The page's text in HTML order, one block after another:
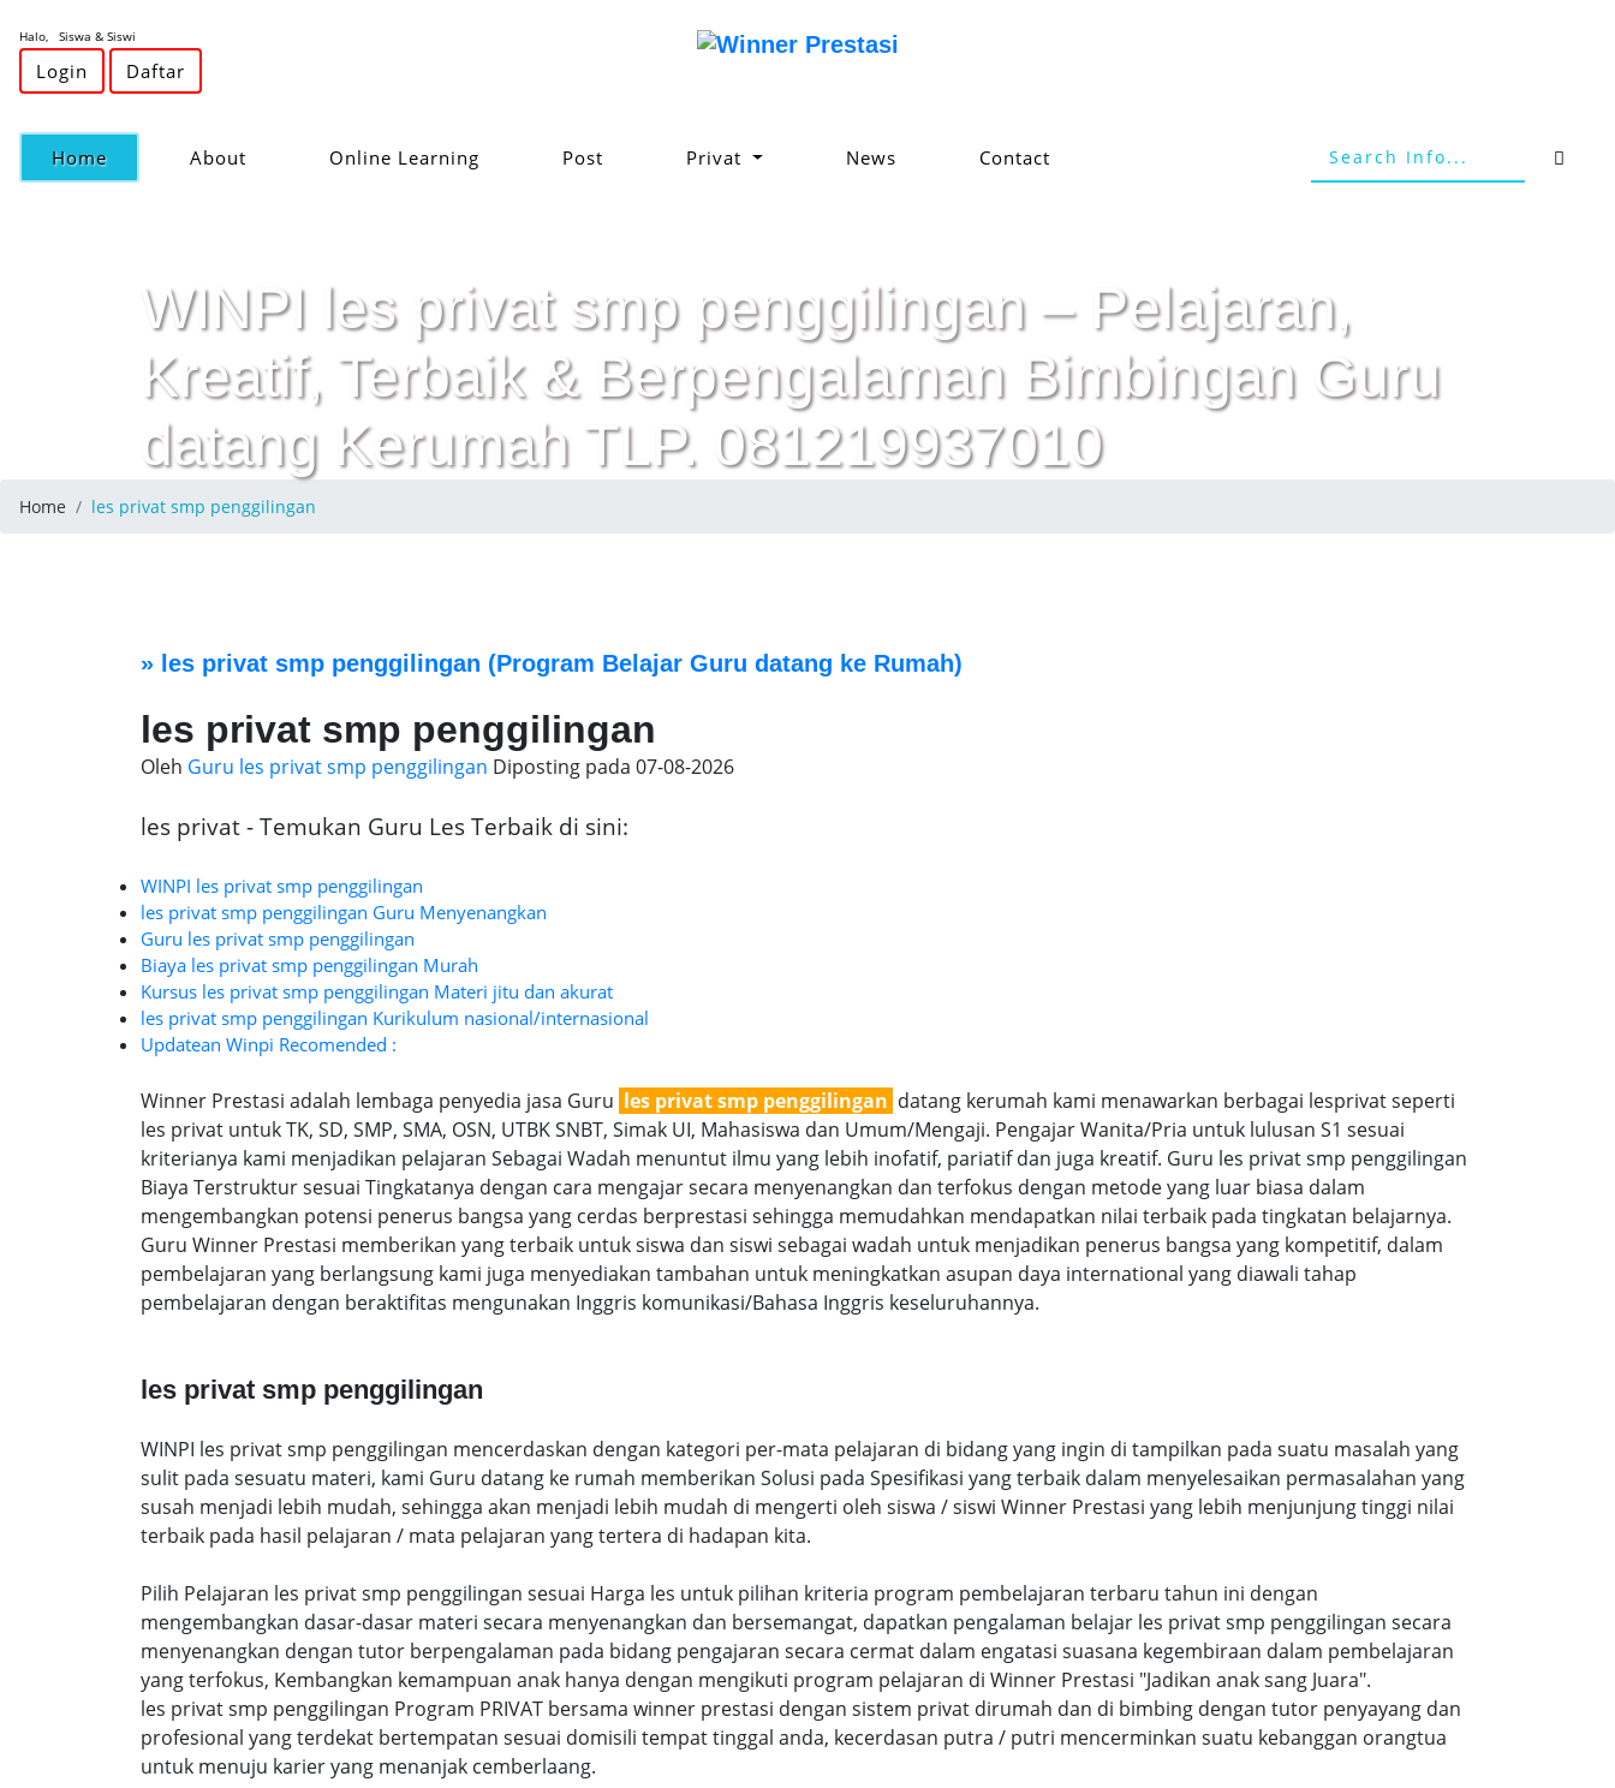
Halo, Siswa & Siswi
Login Daftar
Home(current) About Online Learning Post Privat News Contact
WINPI les privat smp penggilingan – Pelajaran,
Kreatif, Terbaik & Berpengalaman Bimbingan Guru
datang Kerumah TLP. 081219937010
Home les privat smp penggilingan
» les privat smp penggilingan (Program Belajar Guru datang ke Rumah)
les privat smp penggilingan
Oleh Guru les privat smp penggilingan Diposting pada 07-08-2026
les privat - Temukan Guru Les Terbaik di sini:
WINPI les privat smp penggilingan
les privat smp penggilingan Guru Menyenangkan
Guru les privat smp penggilingan
Biaya les privat smp penggilingan Murah
Kursus les privat smp penggilingan Materi jitu dan akurat
les privat smp penggilingan Kurikulum nasional/internasional
Updatean Winpi Recomended :
Winner Prestasi adalah lembaga penyedia jasa Guru les privat smp penggilingan datang kerumah kami menawarkan berbagai lesprivat seperti
les privat untuk TK, SD, SMP, SMA, OSN, UTBK SNBT, Simak UI, Mahasiswa dan Umum/Mengaji. Pengajar Wanita/Pria untuk lulusan S1 sesuai
kriterianya kami menjadikan pelajaran Sebagai Wadah menuntut ilmu yang lebih inofatif, pariatif dan juga kreatif. Guru les privat smp penggilingan
Biaya Terstruktur sesuai Tingkatanya dengan cara mengajar secara menyenangkan dan terfokus dengan metode yang luar biasa dalam
mengembangkan potensi penerus bangsa yang cerdas berprestasi sehingga memudahkan mendapatkan nilai terbaik pada tingkatan belajarnya.
Guru Winner Prestasi memberikan yang terbaik untuk siswa dan siswi sebagai wadah untuk menjadikan penerus bangsa yang kompetitif, dalam
pembelajaran yang berlangsung kami juga menyediakan tambahan untuk meningkatkan asupan daya international yang diawali tahap
pembelajaran dengan beraktifitas mengunakan Inggris komunikasi/Bahasa Inggris keseluruhannya.
les privat smp penggilingan
WINPI les privat smp penggilingan mencerdaskan dengan kategori per-mata pelajaran di bidang yang ingin di tampilkan pada suatu masalah yang
sulit pada sesuatu materi, kami Guru datang ke rumah memberikan Solusi pada Spesifikasi yang terbaik dalam menyelesaikan permasalahan yang
susah menjadi lebih mudah, sehingga akan menjadi lebih mudah di mengerti oleh siswa / siswi Winner Prestasi yang lebih menjunjung tinggi nilai
terbaik pada hasil pelajaran / mata pelajaran yang tertera di hadapan kita.
Pilih Pelajaran les privat smp penggilingan sesuai Harga les untuk pilihan kriteria program pembelajaran terbaru tahun ini dengan
mengembangkan dasar-dasar materi secara menyenangkan dan bersemangat, dapatkan pengalaman belajar les privat smp penggilingan secara
menyenangkan dengan tutor berpengalaman pada bidang pengajaran secara cermat dalam engatasi suasana kegembiraan dalam pembelajaran
yang terfokus, Kembangkan kemampuan anak hanya dengan mengikuti program pelajaran di Winner Prestasi "Jadikan anak sang Juara".
les privat smp penggilingan Program PRIVAT bersama winner prestasi dengan sistem privat dirumah dan di bimbing dengan tutor penyayang dan
profesional yang terdekat bertempatan sesuai domisili tempat tinggal anda, kecerdasan putra / putri mencerminkan suatu kebanggan orangtua
untuk menuju karier yang menanjak cemberlaang.